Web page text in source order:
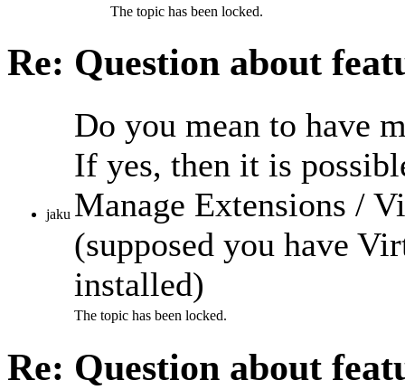
The topic has been locked.
Re: Question about
jaku
Do you mean to have
If yes, then it is
Manage Extensions /
(supposed you have
installed)
The topic has been locked.
Re: Question about